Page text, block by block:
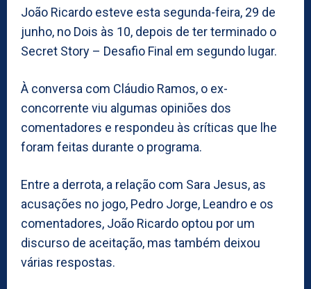
João Ricardo esteve esta segunda-feira, 29 de
junho, no Dois às 10, depois de ter terminado o
Secret Story – Desafio Final em segundo lugar.
À conversa com Cláudio Ramos, o ex-
concorrente viu algumas opiniões dos
comentadores e respondeu às críticas que lhe
foram feitas durante o programa.
Entre a derrota, a relação com Sara Jesus, as
acusações no jogo, Pedro Jorge, Leandro e os
comentadores, João Ricardo optou por um
discurso de aceitação, mas também deixou
várias respostas.